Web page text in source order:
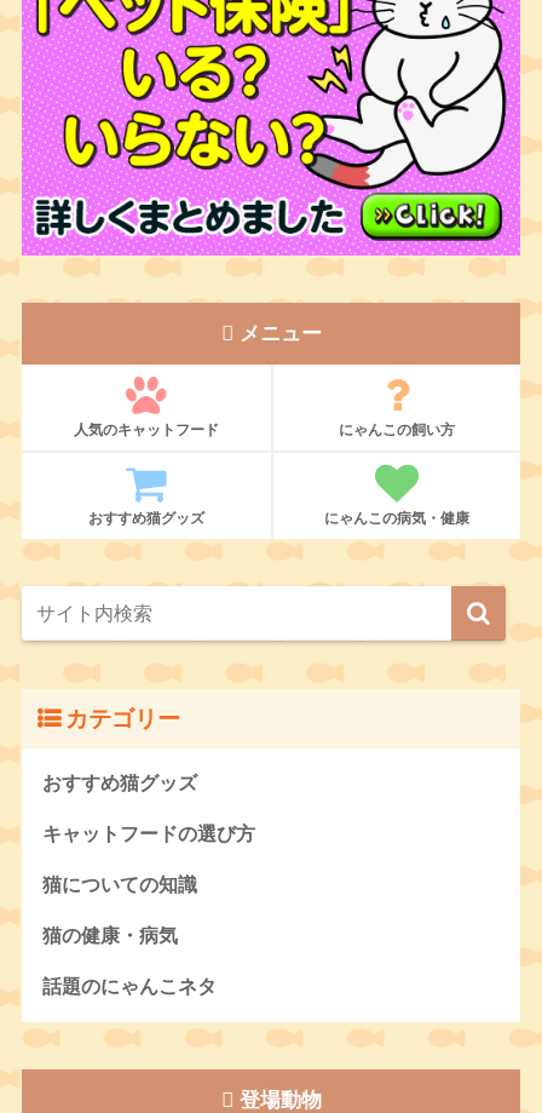
メニュー
人気のキャットフード にゃんこの飼い方
おすすめ猫グッズ にゃんこの病気・健康
カテゴリー
おすすめ猫グッズ
キャットフードの選び方
猫についての知識
猫の健康・病気
話題のにゃんこネタ
登場動物